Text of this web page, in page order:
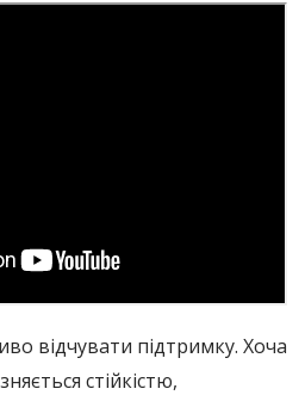
відчувати підтримку. Хоча
стійкістю,